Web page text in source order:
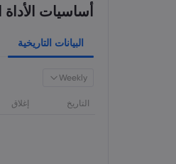
أساسيات الأداة
البيانات التاريخية
Weekly
التاريخ إغلاق